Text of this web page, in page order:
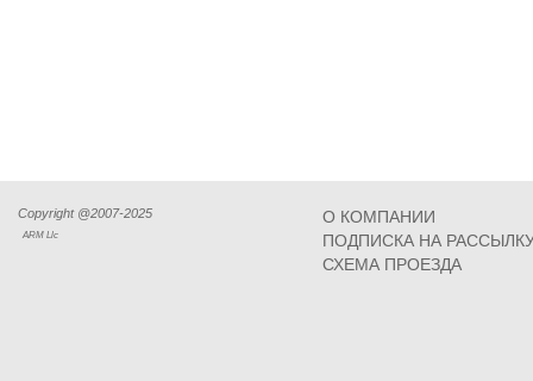
Copyright @2007-2025
ARM Llc
О КОМПАНИИ
ПОДПИСКА НА
СХЕМА ПРОЕЗДА